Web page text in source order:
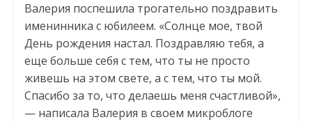
Валерия поспешила трогательно поздравить
именинника с юбилеем. «Солнце мое, твой
День рождения настал. Поздравляю тебя, а
еще больше себя с тем, что ты не просто
живешь на этом свете, а с тем, что ты мой.
Спасибо за то, что делаешь меня счастливой»,
— написала Валерия в своем микроблоге